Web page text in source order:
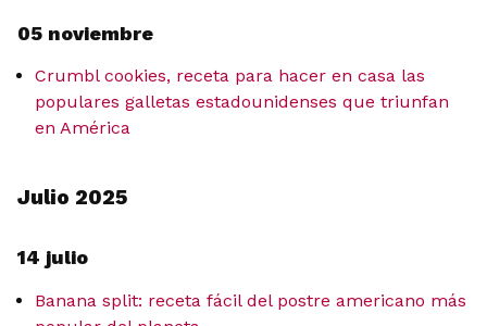
05 noviembre
Crumbl cookies, receta para hacer en casa las
populares galletas estadounidenses que triunfan
en América
Julio 2025
14 julio
Banana split: receta fácil del postre americano más